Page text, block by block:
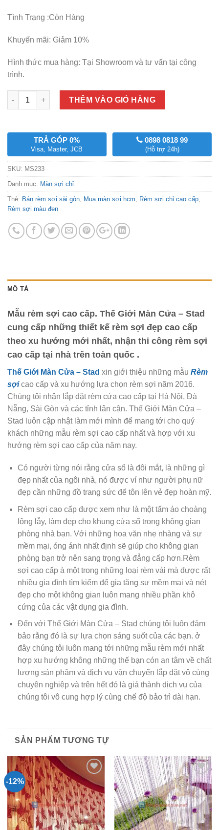
Tình Trạng :Còn Hàng
Khuyến mãi: Giảm 10%
Hình thức mua hàng: Tại Showroom và tư vấn tại công
trình.
Số lượng
THÊM VÀO GIỎ HÀNG
TRẢ GÓP 0%
Visa, Master, JCB
0898 0818 99
(Hỗ trợ 24h)
SKU: MS233
Danh mục: Màn sợi chỉ
Thẻ: Bán rèm sợi sài gòn, Mua màn sợi hcm, Rèm sợi chỉ cao cấp,
Rèm sợi màu đen
MÔ TẢ
Mẫu rèm sợi cao cấp. Thế Giới Màn Cửa – Stad
cung cấp những thiết kế rèm sợi đẹp cao cấp
theo xu hướng mới nhất, nhận thi công rèm sợi
cao cấp tại nhà trên toàn quốc .
Thế Giới Màn Cửa – Stad xin giới thiệu những mẫu Rèm
sợicao cấp và xu hướng lựa chọn rèm sợi năm 2016.
Chúng tôi nhận lắp đặt rèm cửa cao cấp tại Hà Nội, Đà
Nẵng, Sài Gòn và các tỉnh lân cận. Thế Giới Màn Cửa –
Stad luôn cập nhật làm mới mình để mang tới cho quý
khách những mẫu rèm sợi cao cấp nhất và hợp với xu
hướng rèm sợi cao cấp của năm nay.
Có người từng nói rằng cửa sổ là đôi mắt, là những gì
đẹp nhất của ngôi nhà, nó được ví như người phụ nữ
đẹp cần những đồ trang sức để tôn lên vẻ đẹp hoàn mỹ.
Rèm sợi cao cấp được xem như là một tấm áo choàng
lộng lẫy, làm đẹp cho khung cửa sổ trong không gian
phòng nhà bạn. Với những hoa văn nhẹ nhàng và sự
mềm mại, óng ánh nhất định sẽ giúp cho không gian
phòng bạn trở nên sang trọng và đẳng cấp hơn.Rèm
sợi cao cấp à một trong những loại rèm vải mà được rất
nhiều gia đình tìm kiếm để gia tăng sự mềm mại và nét
đẹp cho một không gian luôn mang nhiều phần khô
cứng của các vật dụng gia đình.
Đến với Thế Giới Màn Cửa – Stad chúng tôi luôn đảm
bảo rằng đó là sự lựa chọn sáng suốt của các bạn. ở
đây chúng tôi luôn mang tới những mẫu rèm mới nhất
hợp xu hướng không những thế bạn cón an tâm về chất
lượng sản phâm và dịch vụ vận chuyển lắp đặt vô cùng
chuyên nghiệp và trên hết đó là giá thành dịch vụ của
chúng tôi vô cung hợp lý cùng chế độ bảo trì dài hạn.
SẢN PHẨM TƯƠNG TỰ
-12%
Add to
Wishlist
Add to
Wishlist